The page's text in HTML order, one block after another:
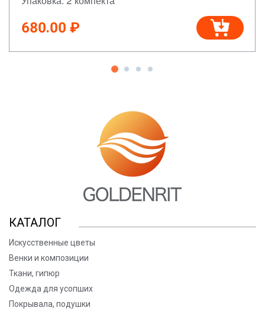
680.00 ₽
КАТАЛОГ
Искусственные цветы
Венки и композиции
Ткани, гипюр
Одежда для усопших
Покрывала, подушки